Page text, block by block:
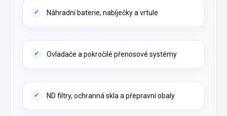
Náhradní baterie, nabíječky a vrtule
Ovladače a pokročilé přenosové systémy
ND filtry, ochranná skla a přepravní obaly